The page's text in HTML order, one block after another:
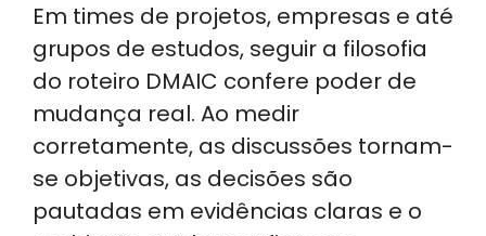
Em times de projetos, empresas e até
grupos de estudos, seguir a filosofia
do roteiro DMAIC confere poder de
mudança real. Ao medir
corretamente, as discussões tornam-
se objetivas, as decisões são
pautadas em evidências claras e o